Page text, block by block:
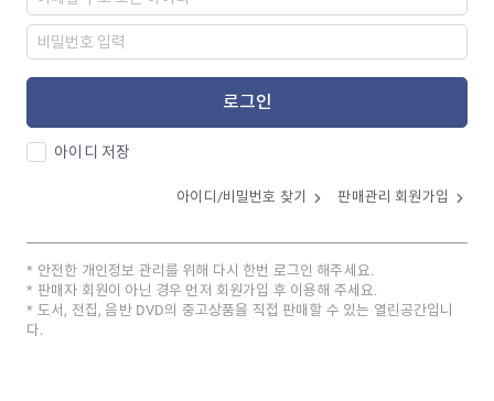
로그인
아이디 저장
아이디/비밀번호 찾기 판매관리 회원가입
안전한 개인정보 관리를 위해 다시 한번 로그인 해주세요.
판매자 회원이 아닌 경우 먼저 회원가입 후 이용해 주세요.
도서, 전집, 음반 DVD의 중고상품을 직접 판매할 수 있는 열린공간입니
다.